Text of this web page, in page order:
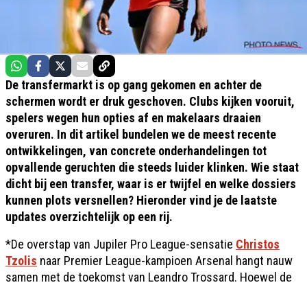
De transfermarkt is op gang gekomen en achter de
schermen wordt er druk geschoven. Clubs kijken vooruit,
spelers wegen hun opties af en makelaars draaien
overuren. In dit artikel bundelen we de meest recente
ontwikkelingen, van concrete onderhandelingen tot
opvallende geruchten die steeds luider klinken. Wie staat
dicht bij een transfer, waar is er twijfel en welke dossiers
kunnen plots versnellen? Hieronder vind je de laatste
updates overzichtelijk op een rij.
*De overstap van Jupiler Pro League-sensatie Christos
Tzolis naar Premier League-kampioen Arsenal hangt nauw
samen met de toekomst van Leandro Trossard. Hoewel de